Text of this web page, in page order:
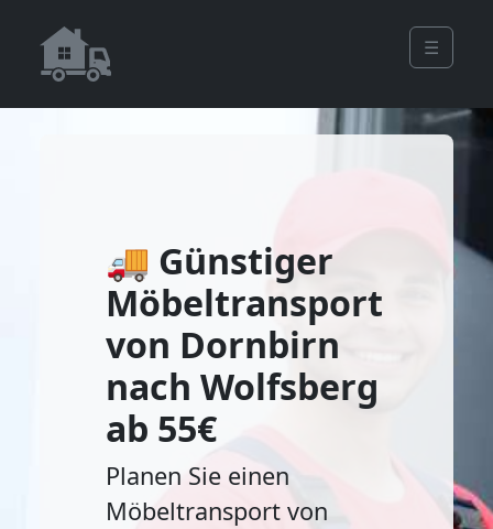
☰
🚚 Günstiger
Möbeltransport
von Dornbirn
nach Wolfsberg
ab 55€
Planen Sie einen
Möbeltransport von